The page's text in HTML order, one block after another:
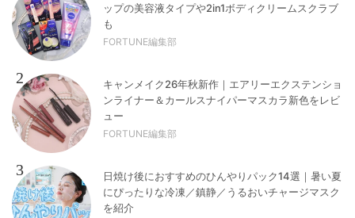
ップの美容液タイプや2in1ボディクリームスクラブ
も
FORTUNE編集部
2
キャンメイク26年秋新作｜エアリーエクステンショ
ンライナー＆カールスナイパーマスカラ新色をレビ
ュー
FORTUNE編集部
3
日焼け後におすすめのひんやりパック14選｜暑い夏
にぴったりな冷凍／鎮静／うるおいチャージマスク
を紹介